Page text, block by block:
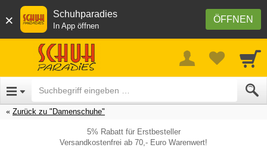
× ÖFFNEN
Schuhparadies
In App öffnen
Zurück zu "Damenschuhe"
5% Rabatt für Erstbesteller
Versandkostenfrei ab 70,- Euro Warenwert!